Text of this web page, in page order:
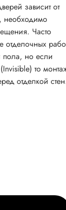
зависит от
необходимо
Часто
отделочных
пола, но если
то
отделкой